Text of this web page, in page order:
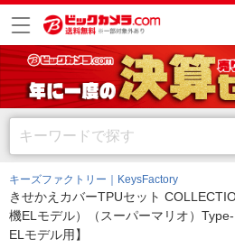
キーズファクトリー｜KeysFactory
きせかえカバーTPUセット
機ELモデル）（スーパーマリオ）
ELモデル用】